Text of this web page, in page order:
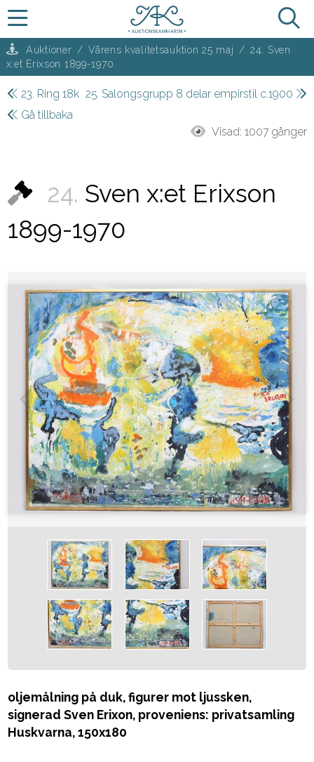
Auktioner / Vårens kvalitetsauktion 25 maj / 24. Sven
x:et Erixson 1899-1970
23. Ring 18k 25. Salongsgrupp 8 delar empirstil c.1900
Gå tillbaka
Visad: 1007 gånger
24. Sven x:et Erixson
1899-1970
oljemålning på duk, figurer mot ljussken,
signerad Sven Erixon, proveniens: privatsamling
Huskvarna, 150x180